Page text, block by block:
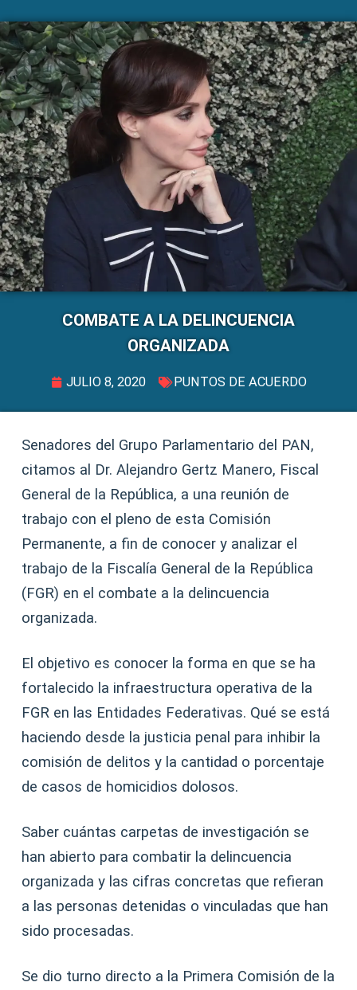
COMBATE A LA DELINCUENCIA
ORGANIZADA
JULIO 8, 2020 PUNTOS DE ACUERDO
Senadores del Grupo Parlamentario del PAN,
citamos al Dr. Alejandro Gertz Manero, Fiscal
General de la República, a una reunión de
trabajo con el pleno de esta Comisión
Permanente, a fin de conocer y analizar el
trabajo de la Fiscalía General de la República
(FGR) en el combate a la delincuencia
organizada.
El objetivo es conocer la forma en que se ha
fortalecido la infraestructura operativa de la
FGR en las Entidades Federativas. Qué se está
haciendo desde la justicia penal para inhibir la
comisión de delitos y la cantidad o porcentaje
de casos de homicidios dolosos.
Saber cuántas carpetas de investigación se
han abierto para combatir la delincuencia
organizada y las cifras concretas que refieran
a las personas detenidas o vinculadas que han
sido procesadas.
Se dio turno directo a la Primera Comisión de la